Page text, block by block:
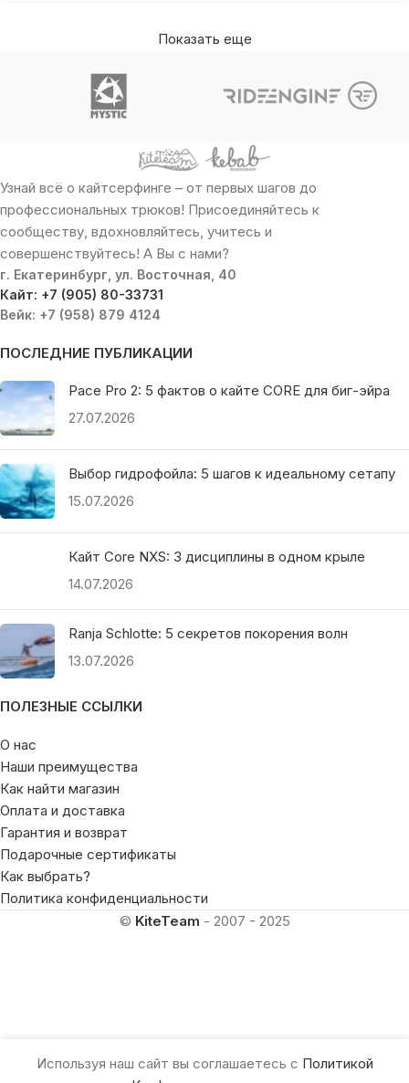
Показать еще
Узнай всё о кайтсерфинге – от первых шагов до
профессиональных трюков! Присоединяйтесь к
сообществу, вдохновляйтесь, учитесь и
совершенствуйтесь! А Вы с нами?
г. Екатеринбург, ул. Восточная, 40
Кайт: +7 (905) 80-33731
Вейк: +7 (958) 879 4124
ПОСЛЕДНИЕ ПУБЛИКАЦИИ
Pace Pro 2: 5 фактов о кайте CORE для биг-эйра
27.07.2026
Выбор гидрофойла: 5 шагов к идеальному сетапу
15.07.2026
Кайт Core NXS: 3 дисциплины в одном крыле
14.07.2026
Ranja Schlotte: 5 секретов покорения волн
13.07.2026
ПОЛЕЗНЫЕ ССЫЛКИ
О нас
Наши преимущества
Как найти магазин
Оплата и доставка
Гарантия и возврат
Подарочные сертификаты
Как выбрать?
Политика конфиденциальности
© KiteTeam - 2007 - 2025
Используя наш сайт вы соглашаетесь с Политикой